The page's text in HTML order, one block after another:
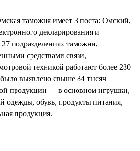
таможня имеет 3 поста: Омский,
декларирования и
подразделениях таможни,
средствами связи,
техникой работают более 280
было выявлено свыше 84 тысяч
продукции — в основном игрушки,
одежды, обувь, продукты питания,
продукция.